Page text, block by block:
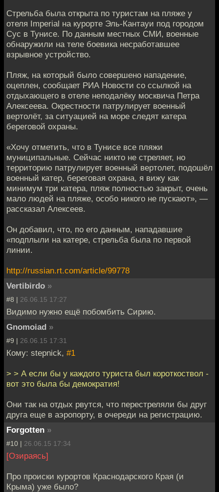
Стрельба была открыта по туристам на пляже у
отеля Imperial на курорте Эль-Кантауи под городом
Сус в Тунисе. По данным местных СМИ, военные
обнаружили на теле боевика несработавшее
взрывное устройство.
Пляж, на который было совершено нападение,
оцеплен, сообщает РИА Новости со ссылкой на
отдыхающего в отеле неподалёку москвича Петра
Алексеева. Окрестности патрулирует военный
вертолёт, за ситуацией на море следят катера
береговой охраны.
«Хочу отметить, что в Тунисе все пляжи
муниципальные. Сейчас никто не стреляет, но
территорию патрулирует военный вертолет, подошёл
военный катер, береговая охрана, я вижу как
минимум три катера, пляж полностью закрыт, очень
мало людей на пляже, особо никого не пускают», —
рассказал Алексеев.
Он добавил, что, по его данным, нападавшие
«подплыли на катере, стрельба была по первой
линии.
http://russian.rt.com/article/99778
Vertibirdo »
#8 | 26.06.15 17:27
Видимо нужно ещё побомбить Сирию.
Gnomoiad »
#9 | 26.06.15 17:31
Кому: stepnick, #1
> > А если бы у каждого туриста был короткоствол -
вот это была бы демократия!
Они так на отдых рвутся, что перестреляли бы друг
друга еще в аэропорту, в очереди на регистрацию.
Forgotten »
#10 | 26.06.15 17:34
[Озираясь]
Про происки курортов Краснодарского Края (и
Крыма) уже было?